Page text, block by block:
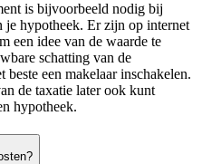
is bijvoorbeeld nodig bij
je hypotheek. Er zijn op internet
een idee van de waarde te
schatting van de
een makelaar inschakelen.
de taxatie later ook kunt
hypotheek.